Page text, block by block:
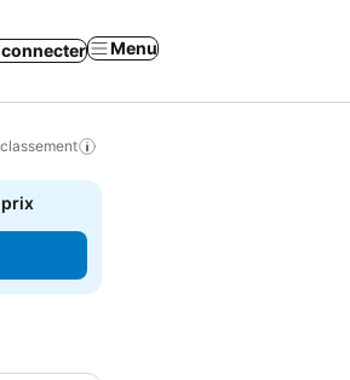
connecter Menu
prix